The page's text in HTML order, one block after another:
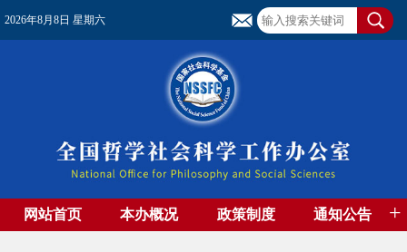
2026年8月8日 星期六
网站首页 本办概况 政策制度 通知公告 +